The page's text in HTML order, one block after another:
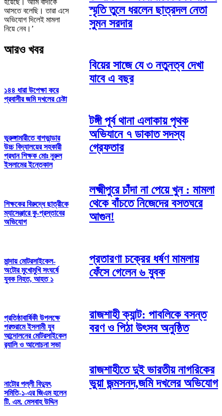
আসতে বলেছি। তারা এসে
অভিযোগ দিলেই মামলা
নিয়ে নেব।’
আরও খবর
১৪৪ ধারা উপেক্ষা করে
প্রবাসীর জমি দখলের চেষ্টা
ভূরুঙ্গামারীতে বাগভান্ডার
উচ্চ বিদ্যালয়ের সহকারী
প্রধান শিক্ষক মোঃ নুরুল
ইসলামের ইন্তেকাল
শিক্ষকের বিরুদ্ধে ছাত্রীকে
ম্যাসেঞ্জারে কু-প্রস্তাবের
অভিযোগ
মান্দায় মোটরসাইকেল-
অটোর মুখোমুখি সংঘর্ষে
যুবক নিহত, আহত ১
প্রতিষ্ঠাবার্ষিকী উপলক্ষে
পরশুরামে ইসলামী যুব
আন্দোলনের মোটরসাইকেল
র‌্যালি ও আলোচনা সভা
নাটোর পল্লী বিদ্যুৎ
সমিতি-১-এর জিএম হলেন
টি. এম. মেসবাহ উদ্দিন
স্মৃতি তুলে ধরলেন ছাত্রদল নেতা
সুমন সরদার
বিয়ের সাজে যে ৩ নতুনত্ব দেখা
যাবে এ বছর
টঙ্গী পূর্ব থানা এলাকায় পৃথক
অভিযানে ৭ ডাকাত সদস্য
গ্রেফতার
লক্ষ্মীপুরে চাঁদা না পেয়ে খুন : মামলা
থেকে বাঁচতে নিজেদের বসতঘরে
আগুন!
প্রতারণা চক্রের ধর্ষণ মামলায়
ফেঁসে গেলেন ৬ যুবক
রাজশাহী ক্যান্ট: পাবলিকে বসন্ত
বরণ ও পিঠা উৎসব অনুষ্ঠিত
রাজশাহীতে দুই ভারতীয় নাগরিকের
ভুয়া জন্মসনদ,জমি দখলের অভিযোগ